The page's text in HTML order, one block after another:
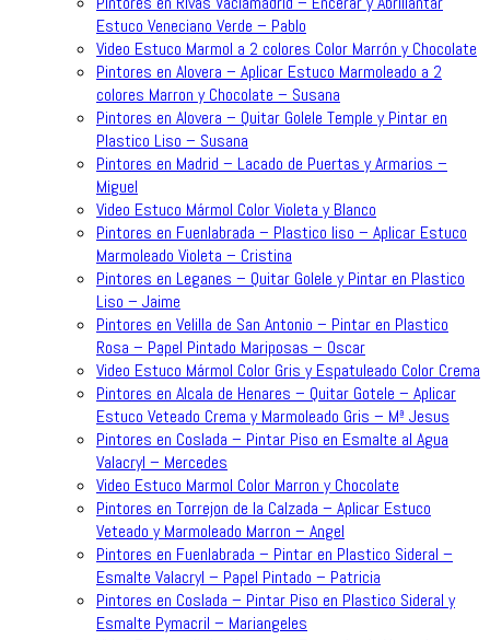
Estuco Veneciano Verde – Pablo
Video Estuco Marmol a 2 colores Color Marrón y Chocolate
Pintores en Alovera – Aplicar Estuco Marmoleado a 2
colores Marron y Chocolate – Susana
Pintores en Alovera – Quitar Golele Temple y Pintar en
Plastico Liso – Susana
Pintores en Madrid – Lacado de Puertas y Armarios –
Miguel
Video Estuco Mármol Color Violeta y Blanco
Pintores en Fuenlabrada – Plastico liso – Aplicar Estuco
Marmoleado Violeta – Cristina
Pintores en Leganes – Quitar Golele y Pintar en Plastico
Liso – Jaime
Pintores en Velilla de San Antonio – Pintar en Plastico
Rosa – Papel Pintado Mariposas – Oscar
Video Estuco Mármol Color Gris y Espatuleado Color Crema
Pintores en Alcala de Henares – Quitar Gotele – Aplicar
Estuco Veteado Crema y Marmoleado Gris – Mª Jesus
Pintores en Coslada – Pintar Piso en Esmalte al Agua
Valacryl – Mercedes
Video Estuco Marmol Color Marron y Chocolate
Pintores en Torrejon de la Calzada – Aplicar Estuco
Veteado y Marmoleado Marron – Angel
Pintores en Fuenlabrada – Pintar en Plastico Sideral –
Esmalte Valacryl – Papel Pintado – Patricia
Pintores en Coslada – Pintar Piso en Plastico Sideral y
Esmalte Pymacril – Mariangeles